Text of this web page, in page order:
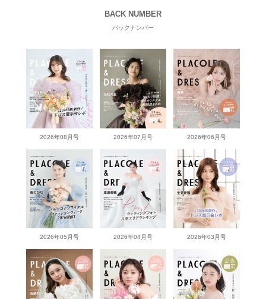
BACK NUMBER
バックナンバー
2026年08月号 2026年07月号 2026年06月号
2026年05月号 2026年04月号 2026年03月号